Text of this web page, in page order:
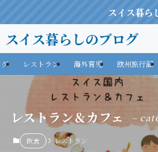
スイス暮ら
スイス暮らしのブログ
レストラン 海外育児 欧州旅行記
レストラン＆カフェ –
飲食 レストラン